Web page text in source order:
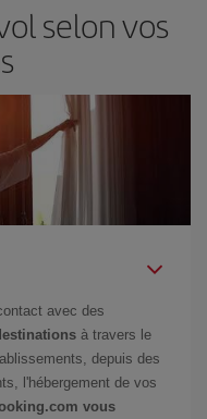
selon vos
avec des
à travers le
depuis des
l'hébergement de vos
vous